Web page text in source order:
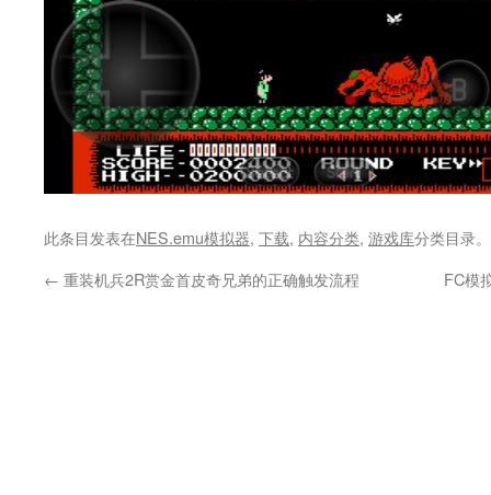
此条目发表在NES.emu模拟器, 下载, 内容分类, 游戏库分类目录
← 重装机兵2R赏金首皮奇兄弟的正确触发流程 FC模